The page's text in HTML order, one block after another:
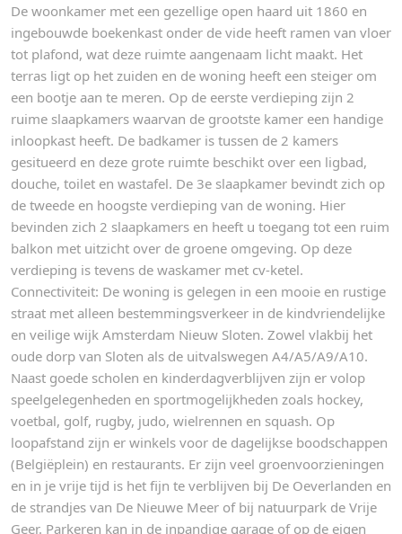
De woonkamer met een gezellige open haard uit 1860 en
ingebouwde boekenkast onder de vide heeft ramen van vloer
tot plafond, wat deze ruimte aangenaam licht maakt. Het
terras ligt op het zuiden en de woning heeft een steiger om
een bootje aan te meren. Op de eerste verdieping zijn 2
ruime slaapkamers waarvan de grootste kamer een handige
inloopkast heeft. De badkamer is tussen de 2 kamers
gesitueerd en deze grote ruimte beschikt over een ligbad,
douche, toilet en wastafel. De 3e slaapkamer bevindt zich op
de tweede en hoogste verdieping van de woning. Hier
bevinden zich 2 slaapkamers en heeft u toegang tot een ruim
balkon met uitzicht over de groene omgeving. Op deze
verdieping is tevens de waskamer met cv-ketel.
Connectiviteit: De woning is gelegen in een mooie en rustige
straat met alleen bestemmingsverkeer in de kindvriendelijke
en veilige wijk Amsterdam Nieuw Sloten. Zowel vlakbij het
oude dorp van Sloten als de uitvalswegen A4/A5/A9/A10.
Naast goede scholen en kinderdagverblijven zijn er volop
speelgelegenheden en sportmogelijkheden zoals hockey,
voetbal, golf, rugby, judo, wielrennen en squash. Op
loopafstand zijn er winkels voor de dagelijkse boodschappen
(Belgiëplein) en restaurants. Er zijn veel groenvoorzieningen
en in je vrije tijd is het fijn te verblijven bij De Oeverlanden en
de strandjes van De Nieuwe Meer of bij natuurpark de Vrije
Geer. Parkeren kan in de inpandige garage of op de eigen